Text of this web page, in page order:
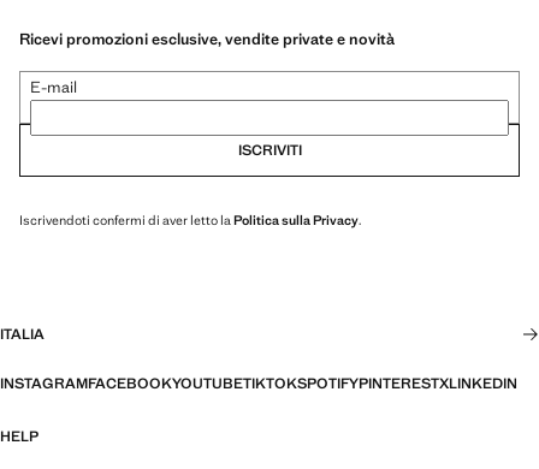
Ricevi promozioni esclusive, vendite private e novità
E-mail
ISCRIVITI
Iscrivendoti confermi di aver letto la Politica sulla Privacy.
ITALIA
INSTAGRAMFACEBOOKYOUTUBETIKTOKSPOTIFYPINTERESTXLINKEDIN
HELP